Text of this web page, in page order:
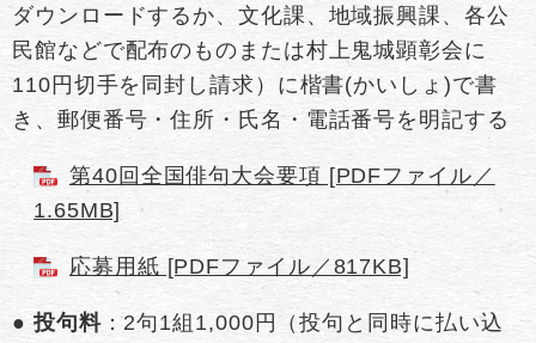
ダウンロードするか、文化課、地域振興課、各公
民館などで配布のものまたは村上鬼城顕彰会に
110円切手を同封し請求）に楷書(かいしょ)で書
き、郵便番号・住所・氏名・電話番号を明記する
第40回全国俳句大会要項 [PDFファイル／
1.65MB]
応募用紙 [PDFファイル／817KB]
● 投句料：2句1組1,000円（投句と同時に払い込